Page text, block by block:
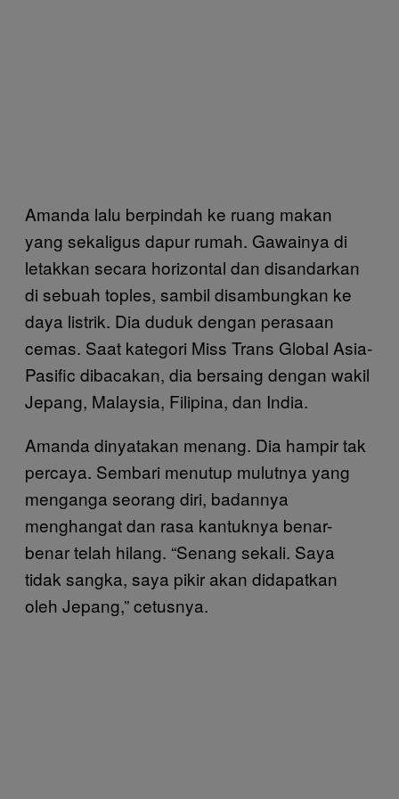
Amanda lalu berpindah ke ruang makan
yang sekaligus dapur rumah. Gawainya di
letakkan secara horizontal dan disandarkan
di sebuah toples, sambil disambungkan ke
daya listrik. Dia duduk dengan perasaan
cemas. Saat kategori Miss Trans Global Asia-
Pasific dibacakan, dia bersaing dengan wakil
Jepang, Malaysia, Filipina, dan India.
Amanda dinyatakan menang. Dia hampir tak
percaya. Sembari menutup mulutnya yang
menganga seorang diri, badannya
menghangat dan rasa kantuknya benar-
benar telah hilang. “Senang sekali. Saya
tidak sangka, saya pikir akan didapatkan
oleh Jepang,” cetusnya.